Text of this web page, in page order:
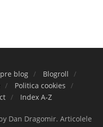
blog
Blogroll
Politica cookies
Index A-Z
Dan Dragomir. Articolele